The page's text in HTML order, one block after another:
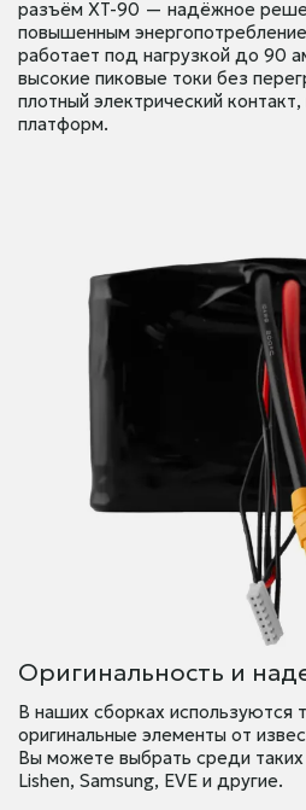
разъём XT-90 — надёжное
повышенным
работает под нагрузкой до 90
высокие пиковые токи без
плотный электрический
платформ.
Оригинальность и
В наших сборках используются
оригинальные элементы от
Вы можете выбрать среди
Lishen, Samsung, EVE и другие.